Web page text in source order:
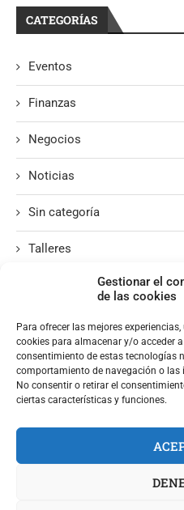
Gestionar el
de las cookies
Para ofrecer las mejores
cookies para almacenar y/o acceder
consentimiento de estas tecnologías
comportamiento de navegación o las
No consentir o retirar el
ciertas características y funciones.
CATEGORÍAS
Eventos
Finanzas
Negocios
Noticias
Sin categoría
Talleres